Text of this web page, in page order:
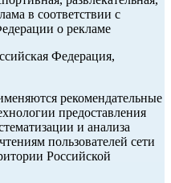
в соответствии с
о рекламе
Федерация,
рекомендательные
предоставления
и анализа
пользователей сети
Российской